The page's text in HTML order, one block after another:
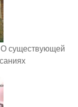
О существующей